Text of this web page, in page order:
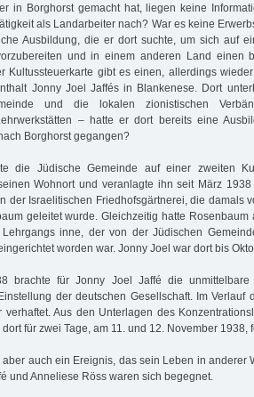
in Borghorst gemacht hat, liegen keine
als Landarbeiter nach? War es keine
Ausbildung, die er dort suchte, um sich auf
und in einem anderen Land einen
Kultussteuerkarte gibt es einen, allerdings
Jonny Joel Jaffés in Blankenese. Dort
und die lokalen zionistischen
– hatte er dort bereits eine
Borghorst gegangen?
die Jüdische Gemeinde auf einer zweiten
Wohnort und veranlagte ihn seit März
der Israelitischen Friedhofsgärtnerei, die damals
geleitet wurde. Gleichzeitig hatte
Lehrgangs inne, der von der Jüdischen
worden war. Jonny Joel war dort bis
brachte für Jonny Joel Jaffé die unmittelbare
der deutschen Gesellschaft. Im Verlauf
verhaftet. Aus den Unterlagen des
für zwei Tage, am 11. und 12. November 1938,
aber auch ein Ereignis, das sein Leben in anderer
und Anneliese Röss waren sich begegnet.